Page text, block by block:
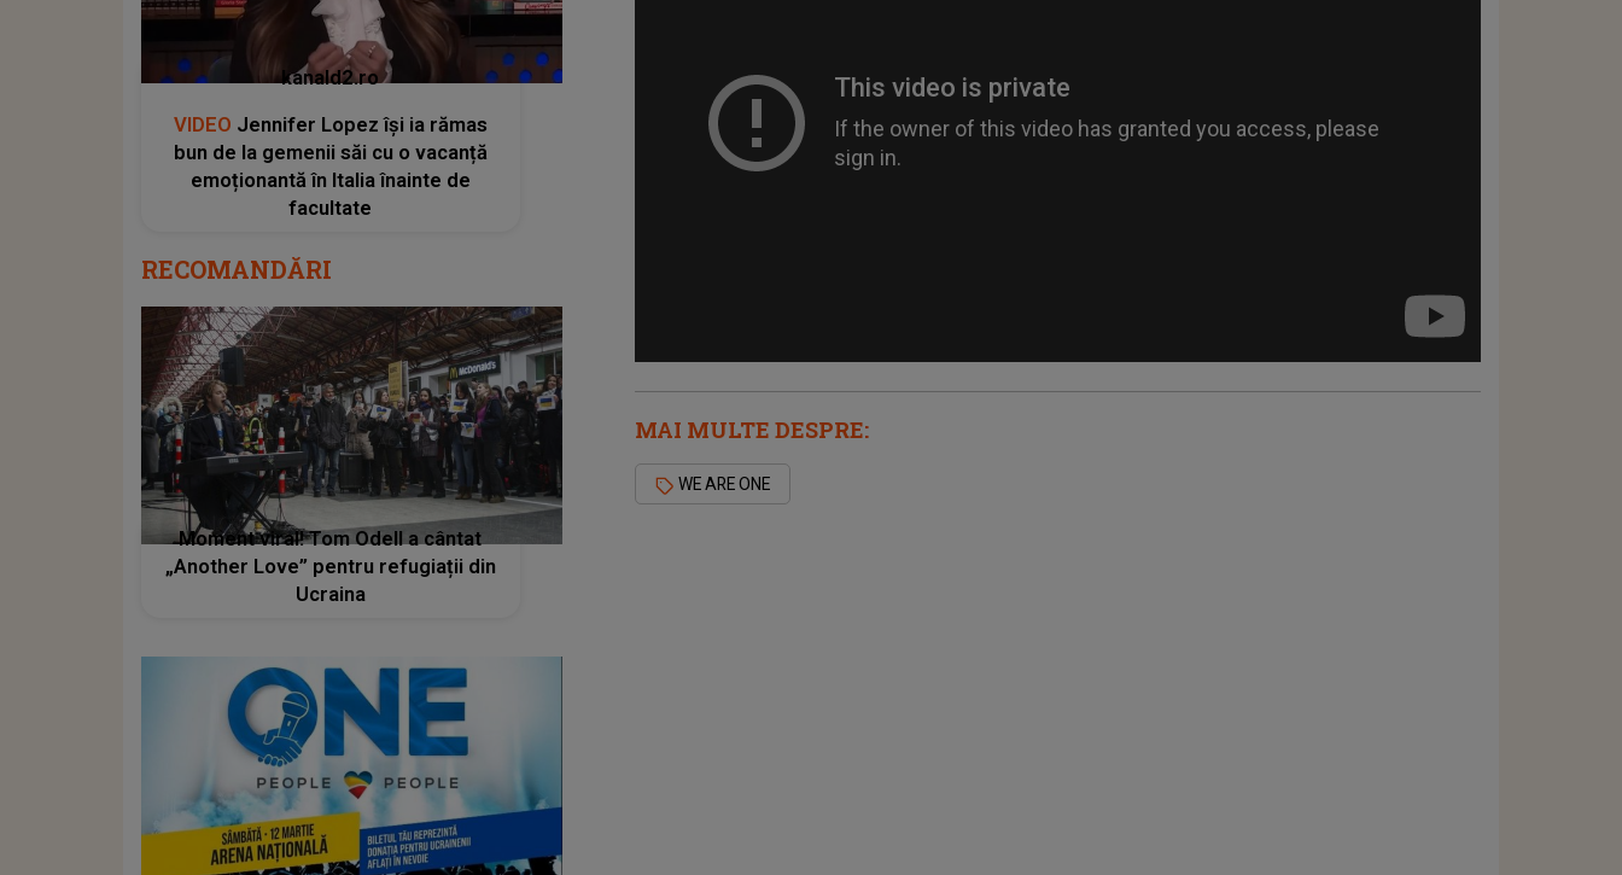
MAI MULTE DESPRE:
WE ARE ONE
kanald2.ro
VIDEO Jennifer Lopez își ia rămas
bun de la gemenii săi cu o vacanță
emoționantă în Italia înainte de
facultate
RECOMANDĂRI
Moment viral! Tom Odell a cântat
„Another Love” pentru refugiații din
Ucraina